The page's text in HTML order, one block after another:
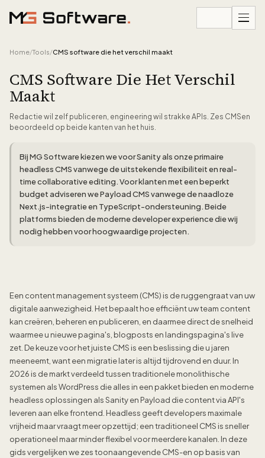
Home/Tools/CMS software die het verschil maakt
CMS Software Die Het Verschil
Maakt
Redactie wil zelf publiceren, engineering wil strakke APIs. Zes CMSen
beoordeeld op beide kanten van het huis.
Bij MG Software kiezen we voor Sanity als onze primaire
headless CMS vanwege de uitstekende flexibiliteit en real-
time collaborative editing. Voor klanten met een beperkt
budget adviseren we Payload CMS vanwege de naadloze
Next.js-integratie en TypeScript-ondersteuning. Beide
platforms bieden de moderne developer experience die wij
nodig hebben voor hoogwaardige projecten.
Een content management systeem (CMS) is de ruggengraat van uw
digitale aanwezigheid. Het bepaalt hoe efficiënt uw team content
kan creëren, beheren en publiceren, en daarmee direct de snelheid
waarmee u nieuwe pagina's, blogposts en landingspagina's live
zet. De keuze voor het juiste CMS is een beslissing die u jaren
meeneemt, want een migratie later is altijd tijdrovend en duur. In
2026 is de markt verdeeld tussen traditionele monolithische
systemen als WordPress die alles in een pakket bieden en moderne
headless oplossingen als Sanity en Payload die content via API's
leveren aan elke frontend. Headless geeft developers maximale
vrijheid maar vraagt meer opzettijd; een traditioneel CMS is sneller
operationeel maar minder flexibel voor meerdere kanalen. In deze
gids vergelijken we zes toonaangevende CMS-en op basis van